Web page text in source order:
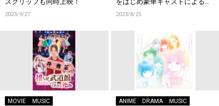
2023/9/27
像&音声特典に注目！
2023/8/25
MOVIE MUSIC ANIME DRAMA MUSIC